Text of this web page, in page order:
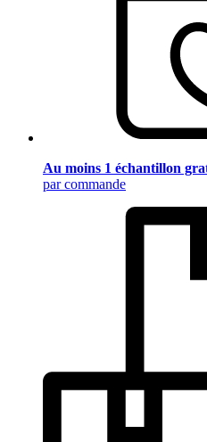
Au moins 1 échantillon
par commande